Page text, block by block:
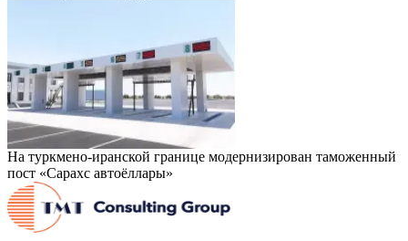
На туркмено-иранской границе модернизирован таможенный
пост «Сарахс автоёллары»